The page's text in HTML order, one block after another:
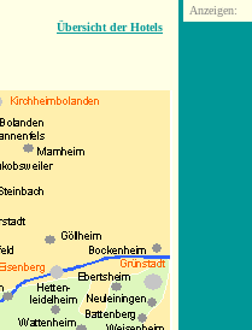
Übersicht der Hotels
Anzeigen: